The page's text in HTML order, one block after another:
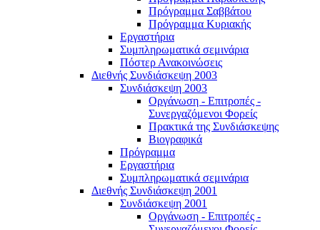
Πρόγραμμα Σαββάτου
Πρόγραμμα Κυριακής
Εργαστήρια
Συμπληρωματικά σεμινάρια
Πόστερ Ανακοινώσεις
Διεθνής Συνδιάσκεψη 2003
Συνδιάσκεψη 2003
Οργάνωση - Επιτροπές -
Συνεργαζόμενοι Φορείς
Πρακτικά της Συνδιάσκεψης
Βιογραφικά
Πρόγραμμα
Εργαστήρια
Συμπληρωματικά σεμινάρια
Διεθνής Συνδιάσκεψη 2001
Συνδιάσκεψη 2001
Οργάνωση - Επιτροπές -